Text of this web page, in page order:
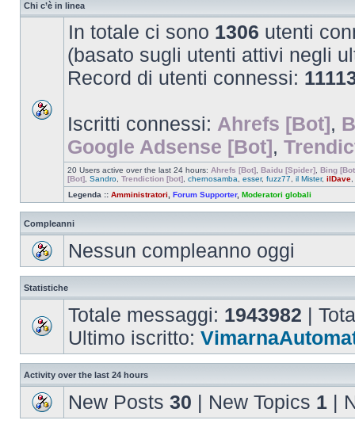
Chi c’è in linea
In totale ci sono 1306 utenti
(basato sugli utenti attivi negli
Record di utenti connessi:
Iscritti connessi: Ahrefs [Bot],
Google Adsense [Bot],
20 Users active over the last 24 hours: Ahrefs [Bot] Baidu [Spider] Bing
[Bot] Sandro Trendiction [bot] chernosamba esser, fuzz77 il Mister, ilDave
Legenda :: Amministratori Forum Supporter, Moderatori globali
Compleanni
Nessun compleanno oggi
Statistiche
Totale messaggi: 1943982 |
Ultimo iscritto:
Activity over the last 24 hours
New Posts 30 | New Topics 1 |